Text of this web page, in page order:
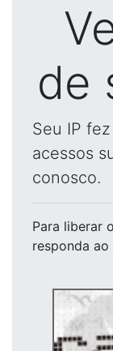
de
Seu IP
acessos
conosco.
Para liberar
responda